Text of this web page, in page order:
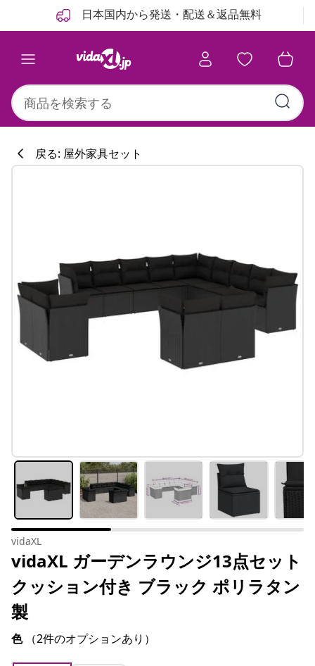
日本国内から発送・配送＆返品無料
戻る: 屋外家具セット
vidaXL
vidaXL ガーデンラウンジ13点セット
クッション付き ブラック ポリラタン
製
色 （2件のオプションあり）